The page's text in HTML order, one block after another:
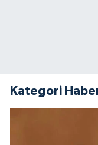
Kategori